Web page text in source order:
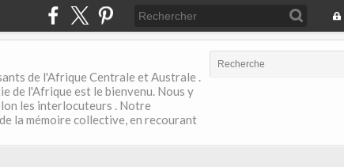
de l'Afrique Centrale et Australe .
de l'Afrique est le bienvenu. Nous y
les interlocuteurs . Notre
la mémoire collective, en recourant